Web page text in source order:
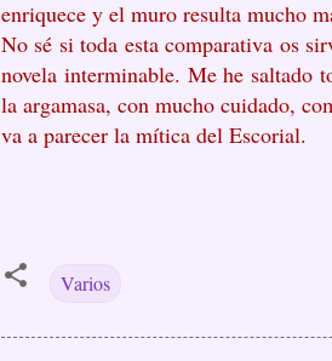
enriquece y el muro resulta mucho
No sé si toda esta comparativa os
novela interminable. Me he saltado
la argamasa, con mucho cuidado,
va a parecer la mítica del Escorial.
Varios